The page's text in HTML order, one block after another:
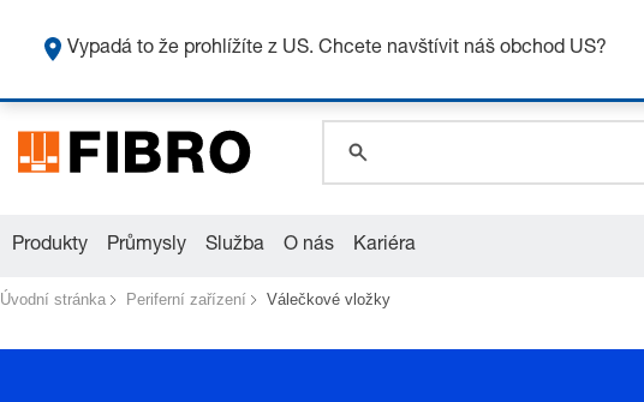
Produkty Průmysly Služba O nás Kariéra
Úvodní stránka Periferní zařízení Válečkové vložky
Vypadá to že prohlížíte z US. Chcete navštívit náš obchod US?